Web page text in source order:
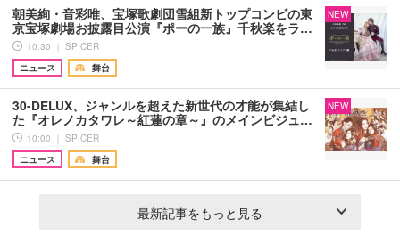
朝美絢・音彩唯、宝塚歌劇団雪組新トップコンビの東
京宝塚劇場お披露目公演『ポーの一族』千秋楽をラ…
10:30 ｜ SPICER
ニュース
舞台
NEW
30-DELUX、ジャンルを超えた新世代の才能が集結し
た『オレノカタワレ～紅蓮の章～』のメインビジュ…
10:00 ｜ SPICER
ニュース
舞台
NEW
最新記事をもっと見る